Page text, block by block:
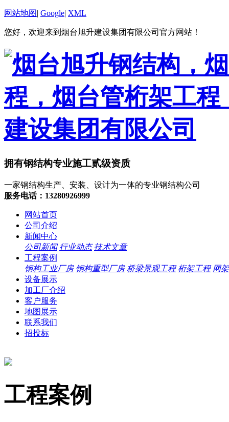
网站地图| Google| XML
您好，欢迎来到烟台旭升建设集团有限公司官方网站！
拥有钢结构专业施工贰级资质
一家钢结构生产、安装、设计为一体的专业钢结构公司
服务电话：13280926999
网站首页
公司介绍
新闻中心
公司新闻 行业动态 技术文章
工程案例
钢构工业厂房 钢构重型厂房 桥梁景观工程 桁架工程 网
设备展示
加工厂介绍
客户服务
地图展示
联系我们
招投标
工程案例